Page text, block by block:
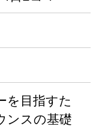
を目指すた
ンスの基礎